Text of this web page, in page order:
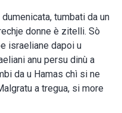
tumbati da un
donne è zitelli. Sò
israeliane dapoi u
anu persu dinù a
da u Hamas chì si ne
a tregua, si more